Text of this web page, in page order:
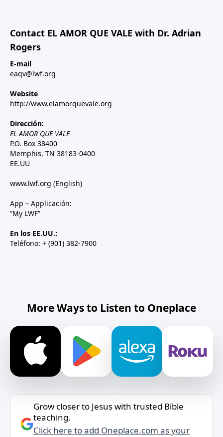
Contact EL AMOR QUE VALE with Dr. Adrian
Rogers
E-mail
eaqv@lwf.org
Website
http://www.elamorquevale.org
Dirección:
EL AMOR QUE VALE
P.O. Box 38400
Memphis, TN 38183-0400
EE.UU
www.lwf.org (English)
App – Applicación:
“My LWF”
En los EE.UU.:
Teléfono: + (901) 382-7900
More Ways to Listen to Oneplace
Grow closer to Jesus with trusted Bible
teaching.
Click here to add Oneplace.com as your